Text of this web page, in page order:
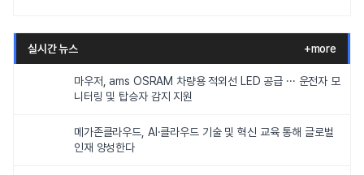
실시간 뉴스 +more
마우저, ams OSRAM 차량용 적외선 LED 공급 ··· 운전자 모
니터링 및 탑승자 감지 지원
메가존클라우드, AI·클라우드 기술 및 혁신 교육 통해 글로벌
인재 양성한다